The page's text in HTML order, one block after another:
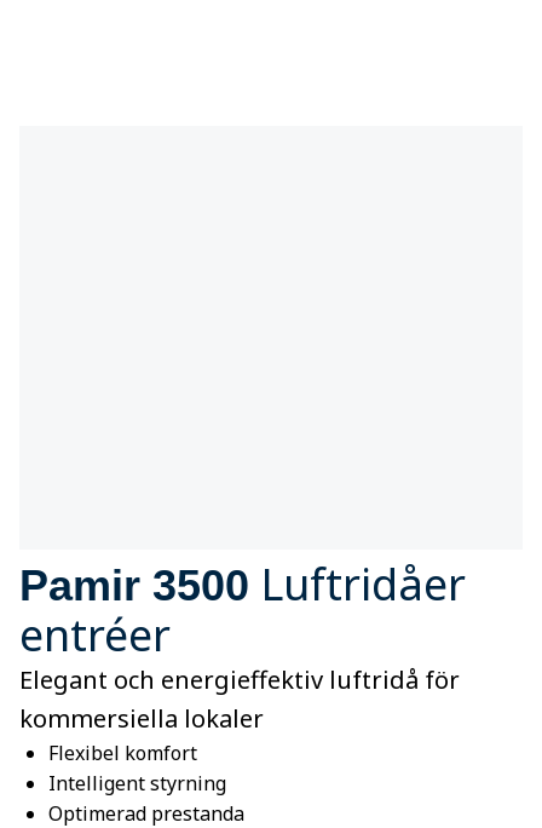
Pamir 3500 Luftridåer
entréer
Elegant och energieffektiv luftridå för
kommersiella lokaler
Flexibel komfort
Intelligent styrning
Optimerad prestanda